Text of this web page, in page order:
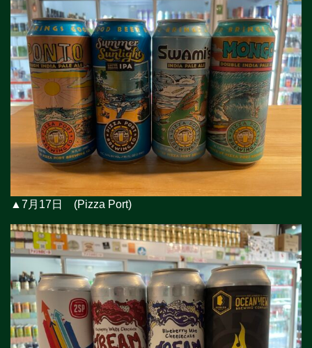
▲7月17日 (Pizza Port)